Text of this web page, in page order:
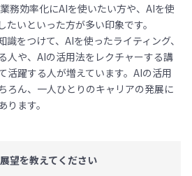
務効率化にAIを使いたい方や、AIを使
たいといった方が多い印象です。
をつけて、AIを使ったライティング、
人や、AIの活用法をレクチャーする講
活躍する人が増えています。AIの活用
ろん、一人ひとりのキャリアの発展に
ます。
望を教えてください